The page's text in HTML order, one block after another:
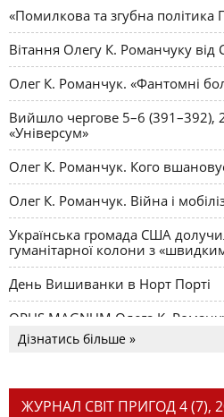
«Помилкова та згубна політика
Вітання Олегу К. Романчуку від
Олег К. Романчук. «Фантомні
Вийшло чергове 5–6 (391–392),
«Універсум»
Олег К. Романчук. Кого
Олег К. Романчук. Війна і
Українська громада США
гуманітарної колони з
День Вишиванки в Норт Порті
OPUS MAGNUM Олега К.
Дізнатись більше »
ЖУРНАЛ СВІТ ПРИГОД 4 (7),